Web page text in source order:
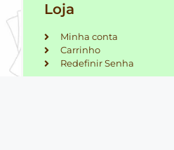
Loja
Minha conta
Carrinho
Redefinir Senha